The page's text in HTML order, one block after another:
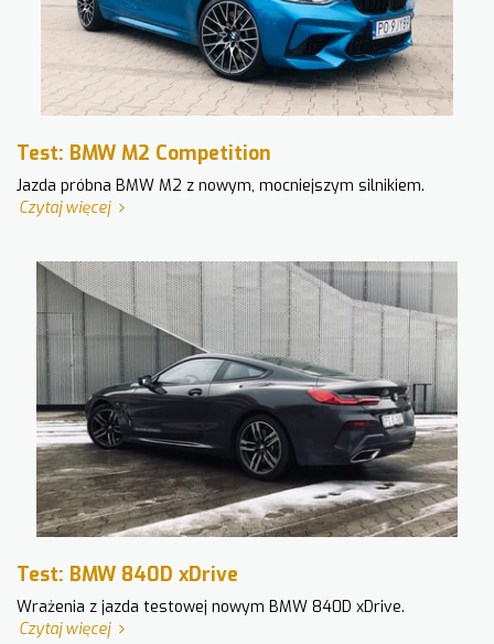
Test: BMW M2 Competition
Jazda próbna BMW M2 z nowym, mocniejszym silnikiem.
Czytaj więcej
Test: BMW 840D xDrive
Wrażenia z jazda testowej nowym BMW 840D xDrive.
Czytaj więcej